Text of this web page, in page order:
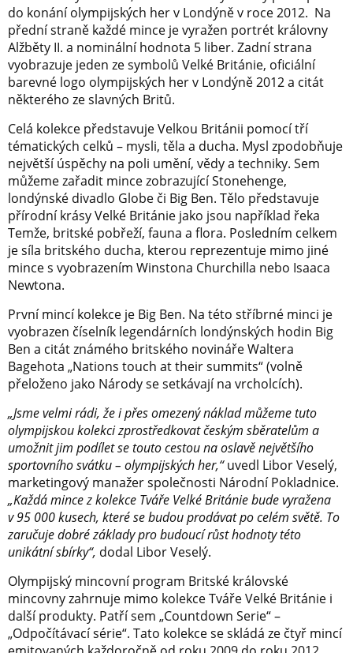
do konání olympijských her v Londýně v roce 2012. Na
přední straně každé mince je vyražen portrét královny
Alžběty II. a nominální hodnota 5 liber. Zadní strana
vyobrazuje jeden ze symbolů Velké Británie, oficiální
barevné logo olympijských her v Londýně 2012 a citát
některého ze slavných Britů.
Celá kolekce představuje Velkou Británii pomocí tří
tématických celků – mysli, těla a ducha. Mysl zpodobňuje
největší úspěchy na poli umění, vědy a techniky. Sem
můžeme zařadit mince zobrazující Stonehenge,
londýnské divadlo Globe či Big Ben. Tělo představuje
přírodní krásy Velké Británie jako jsou například řeka
Temže, britské pobřeží, fauna a flora. Posledním celkem
je síla britského ducha, kterou reprezentuje mimo jiné
mince s vyobrazením Winstona Churchilla nebo Isaaca
Newtona.
První mincí kolekce je Big Ben. Na této stříbrné minci je
vyobrazen číselník legendárních londýnských hodin Big
Ben a citát známého britského novináře Waltera
Bagehota „Nations touch at their summits“ (volně
přeloženo jako Národy se setkávají na vrcholcích).
„Jsme velmi rádi, že i přes omezený náklad můžeme tuto
olympijskou kolekci zprostředkovat českým sběratelům a
umožnit jim podílet se touto cestou na oslavě největšího
sportovního svátku – olympijských her,“uvedl Libor Veselý,
marketingový manažer společnosti Národní Pokladnice.
„Každá mince z kolekce Tváře Velké Británie bude vyražena
v 95 000 kusech, které se budou prodávat po celém světě. To
zaručuje dobré základy pro budoucí růst hodnoty této
unikátní sbírky“, dodal Libor Veselý.
Olympijský mincovní program Britské královské
mincovny zahrnuje mimo kolekce Tváře Velké Británie i
další produkty. Patří sem „Countdown Serie“ –
„Odpočítávací série“. Tato kolekce se skládá ze čtyř mincí